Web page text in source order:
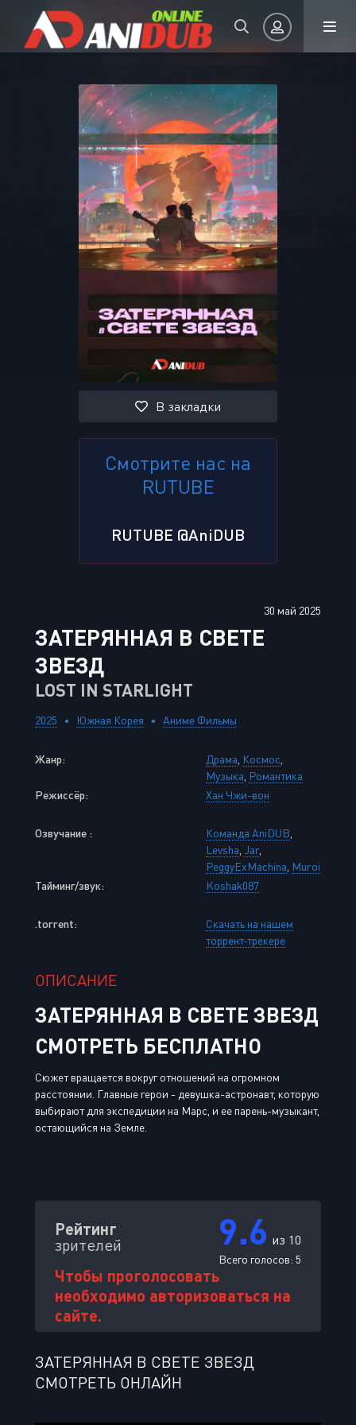
Авторизация
Запомнить
ВОЙТИ НА САЙТ
Восстановить пароль
Или войти через
В закладки
Смотрите нас на
RUTUBE
RUTUBE @AniDUB
30 май 2025
ЗАТЕРЯННАЯ В СВЕТЕ
ЗВЕЗД
LOST IN STARLIGHT
2025 Южная Корея Аниме Фильмы
Жанр: Драма Космос
Музыка Романтика
Режиссёр:
Хан Чжи-вон
Озвучание : Команда AniDUB
Levsha Jar,
PeggyExMachina Muroi
Тайминг/звук:
Koshak087
.torrent:
Скачать на нашем
торрент-трекере
ОПИСАНИЕ
ЗАТЕРЯННАЯ В СВЕТЕ ЗВЕЗД
СМОТРЕТЬ БЕСПЛАТНО
Сюжет вращается вокруг отношений на огромном
расстоянии. Главные герои - девушка-астронавт, которую
выбирают для экспедиции на Марс, и ее парень-музыкант,
остающийся на Земле.
Рейтинг
зрителей 9.6 из 10
Всего голосов: 5
Чтобы проголосовать
необходимо авторизоваться на
сайте.
ЗАТЕРЯННАЯ В СВЕТЕ ЗВЕЗД
СМОТРЕТЬ ОНЛАЙН